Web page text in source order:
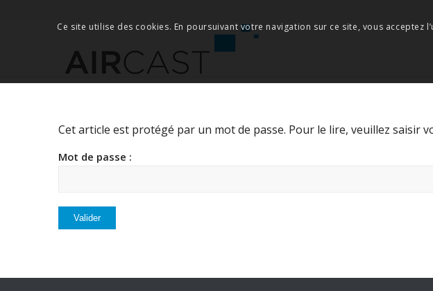
Cet article est protégé par un mot de passe. Pour le lire, veuillez saisir
Mot de passe :
Ce site utilise des cookies. En poursuivant votre navigation sur ce site, vous